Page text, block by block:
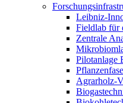
Leibniz-
Fieldlab für
Zentrale
Pilotanlage
Agrarholz-